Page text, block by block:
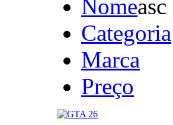
Nome
Categoria
Marca
Preço